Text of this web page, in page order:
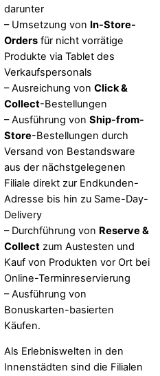
darunter
– Umsetzung von In-Store-
Orders für nicht vorrätige
Produkte via Tablet des
Verkaufspersonals
– Ausreichung von Click &
Collect-Bestellungen
– Ausführung von Ship-from-
Store-Bestellungen durch
Versand von Bestandsware
aus der nächstgelegenen
Filiale direkt zur Endkunden-
Adresse bis hin zu Same-Day-
Delivery
– Durchführung von Reserve &
Collect zum Austesten und
Kauf von Produkten vor Ort bei
Online-Terminreservierung
– Ausführung von
Bonuskarten-basierten
Käufen.
Als Erlebniswelten in den
Innenstädten sind die Filialen